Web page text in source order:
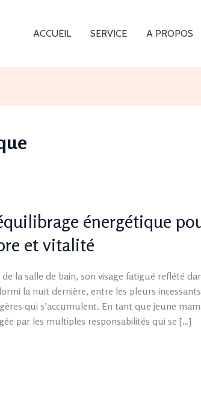
ACCUEIL SERVICE A PROPOS
énergétique
et vitalité
la salle de bain, son visage fatigué reflété
la nuit dernière, entre les pleurs
qui s’accumulent. En tant que jeune
par les multiples responsabilités qui se […]